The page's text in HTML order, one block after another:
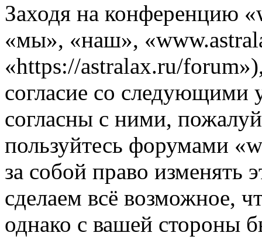
Заходя на конференцию
«мы», «наш»,
«https://astralax.ru/
согласие со следующими
согласны с ними,
пользуйтесь форумами
за собой право изменять
сделаем всё возможное,
однако с вашей стороны